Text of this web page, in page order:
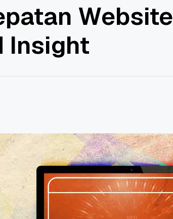
Website
Insight